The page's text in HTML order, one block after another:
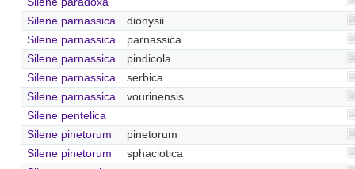
Silene parnassica
dionysii
Silene parnassica
parnassica
Silene parnassica
pindicola
Silene parnassica
serbica
Silene parnassica
vourinensis
Silene pentelica
Silene pinetorum
pinetorum
Silene pinetorum
sphaciotica